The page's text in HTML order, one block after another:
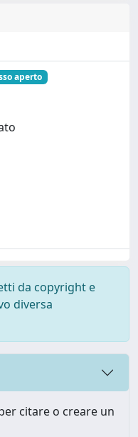
aperto
da copyright e
diversa
citare o creare un